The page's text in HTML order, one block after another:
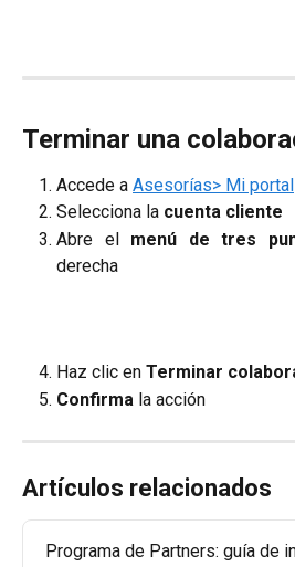
Terminar una
Accede a Asesorías> Mi portal
Selecciona la cuenta cliente
Abre el menú de tres
derecha
Haz clic en Terminar
Confirma la acción
Artículos relacionados
Programa de Partners: guía de